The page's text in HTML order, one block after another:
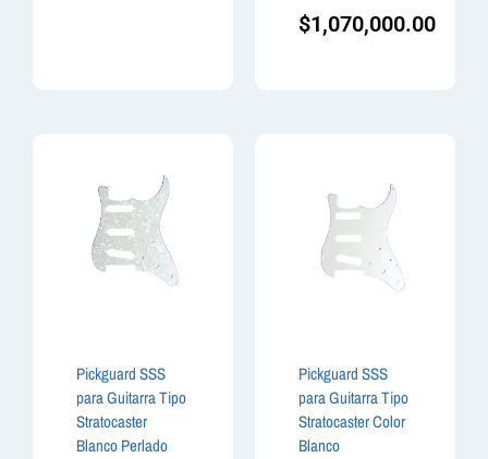
$1,070,000.00
Pickguard SSS
para Guitarra Tipo
Stratocaster
Blanco Perlado
Pickguard SSS
para Guitarra Tipo
Stratocaster Color
Blanco